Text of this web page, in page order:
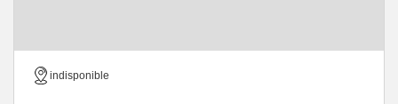
indisponible